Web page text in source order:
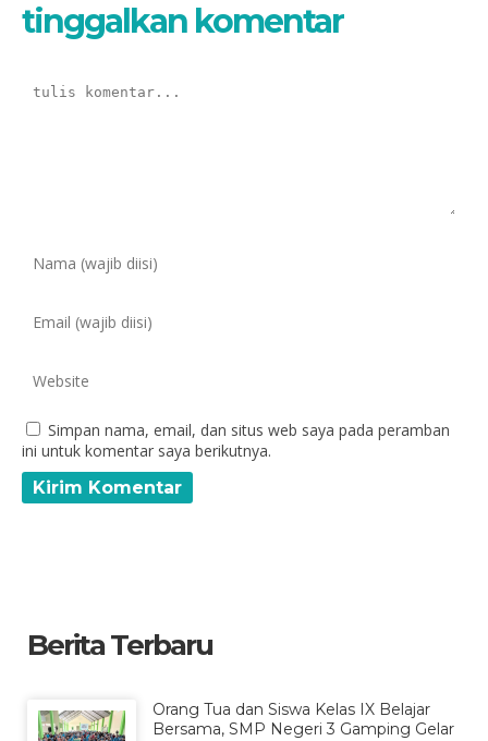
tinggalkan komentar
Simpan nama, email, dan situs web saya pada peramban
ini untuk komentar saya berikutnya.
Berita Terbaru
Orang Tua dan Siswa Kelas IX Belajar
Bersama, SMP Negeri 3 Gamping Gelar